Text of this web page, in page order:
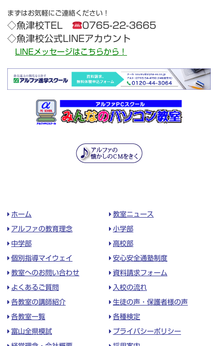
まずはお気軽にご連絡ください！
◇魚津校TEL
0765-22-3665
◇魚津校公式LINEアカウント
LINEメッセージはこちらから！
ホーム 教室ニュース
アルファの教育理念 小学部
中学部 高校部
個別指導マイウェイ 安心安全通塾制度
教室へのお問い合わせ 資料請求フォーム
よくあるご質問 入校の流れ
各教室の講師紹介 生徒の声・保護者様の声
各教室一覧 各種検定
富山全県模試 プライバシーポリシー